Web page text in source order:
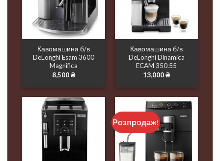
Кавомашина б/в
DeLonghi Esam 3600
Magnifica
8,500₴
Кавомашина б/в
DeLonghi Dinamica
ECAM 350.55
13,000₴
Розпродаж!